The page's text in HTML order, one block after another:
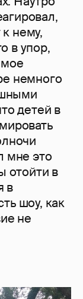
нему,
в упор,
немного
детей в
мне это
отойти в
в
шоу, как
не